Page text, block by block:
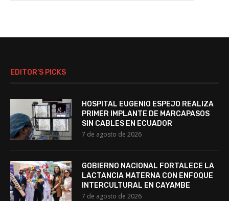
EDITOR’S PICKS
HOSPITAL EUGENIO ESPEJO REALIZA
PRIMER IMPLANTE DE MARCAPASOS
SIN CABLES EN ECUADOR
7 de agosto de 2026
GOBIERNO NACIONAL FORTALECE LA
LACTANCIA MATERNA CON ENFOQUE
INTERCULTURAL EN CAYAMBE
7 de agosto de 2026